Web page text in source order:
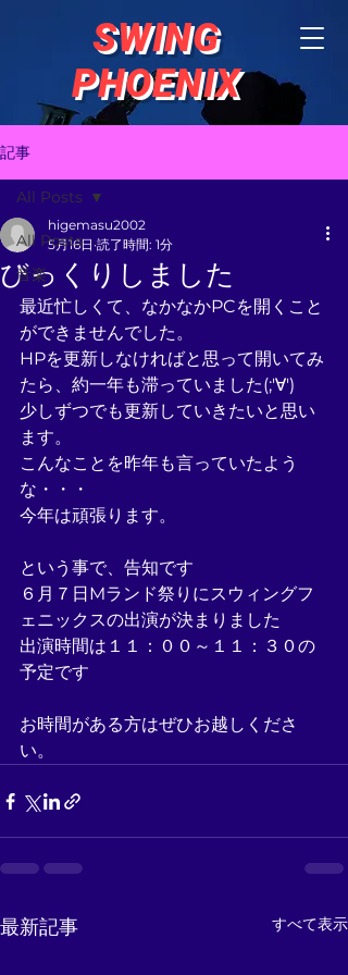
SWING
PHOENIX
記事
All Posts
音楽
All Posts
びっくりしました
higemasu2002
5月16日 読了時間: 1分
最近忙しくて、なかなかPCを開くこと
ができませんでした。
HPを更新しなければと思って開いてみ
たら、約一年も滞っていました(;'∀')
少しずつでも更新していきたいと思い
ます。
こんなことを昨年も言っていたよう
な・・・
今年は頑張ります。
という事で、告知です
６月７日Mランド祭りにスウィングフ
ェニックスの出演が決まりました
出演時間は１１：００～１１：３０の
予定です
お時間がある方はぜひお越しくださ
い。
最新記事 すべて表示